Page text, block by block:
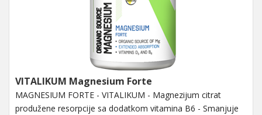
VITALIKUM Magnesium Forte
MAGNESIUM FORTE - VITALIKUM - Magnezijum citrat
produžene resorpcije sa dodatkom vitamina B6 - Smanjuje